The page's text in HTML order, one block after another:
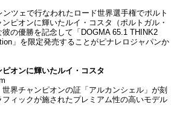
ツェで行なわれたロード世界選手権でポルト
ピオンに輝いたルイ・コスタ（ポルトガル・
の優勝を記念して「DOGMA 65.1 THINK2
」を限定発売することがピナレロジャパンか
オンに輝いたルイ・コスタ
界チャンピオンの証「アルカンシェル」が刻
ィックが施されたプレミアム性の高いモデル